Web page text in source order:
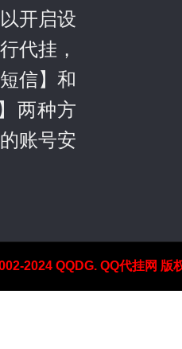
开启设
代挂，
信】和
两种方
账号安
2024 QQDG. QQ代挂网 版